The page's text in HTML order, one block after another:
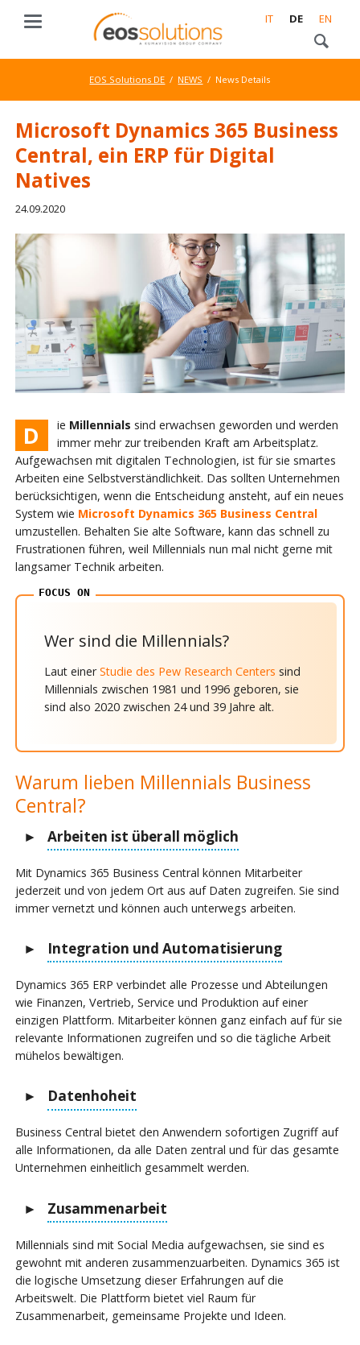
IT DE EN
EOS Solutions DE NEWS News Details
Microsoft Dynamics 365 Business
Central, ein ERP für Digital
Natives
24.09.2020
D ie Millennials sind erwachsen geworden und werden
immer mehr zur treibenden Kraft am Arbeitsplatz.
Aufgewachsen mit digitalen Technologien, ist für sie smartes
Arbeiten eine Selbstverständlichkeit. Das sollten Unternehmen
berücksichtigen, wenn die Entscheidung ansteht, auf ein neues
System wie Microsoft Dynamics 365 Business Central
umzustellen. Behalten Sie alte Software, kann das schnell zu
Frustrationen führen, weil Millennials nun mal nicht gerne mit
langsamer Technik arbeiten.
Wer sind die Millennials?
Laut einerStudie des Pew Research Centers sind
Millennials zwischen 1981 und 1996 geboren, sie
sind also 2020 zwischen 24 und 39 Jahre alt.
Warum lieben Millennials Business
Central?
Arbeiten ist überall möglich
Mit Dynamics 365 Business Central können Mitarbeiter
jederzeit und von jedem Ort aus auf Daten zugreifen. Sie sind
immer vernetzt und können auch unterwegs arbeiten.
Integration und Automatisierung
Dynamics 365 ERP verbindet alle Prozesse und Abteilungen
wie Finanzen, Vertrieb, Service und Produktion auf einer
einzigen Plattform. Mitarbeiter können ganz einfach auf für sie
relevante Informationen zugreifen und so die tägliche Arbeit
mühelos bewältigen.
Datenhoheit
Business Central bietet den Anwendern sofortigen Zugriff auf
alle Informationen, da alle Daten zentral und für das gesamte
Unternehmen einheitlich gesammelt werden.
Zusammenarbeit
Millennials sind mit Social Media aufgewachsen, sie sind es
gewohnt mit anderen zusammenzuarbeiten. Dynamics 365 ist
die logische Umsetzung dieser Erfahrungen auf die
Arbeitswelt. Die Plattform bietet viel Raum für
Zusammenarbeit, gemeinsame Projekte und Ideen.